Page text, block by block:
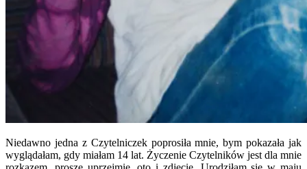
Niedawno jedna z Czytelniczek poprosiła mnie, bym pokazała jak
wyglądałam, gdy miałam 14 lat. Życzenie Czytelników jest dla mnie